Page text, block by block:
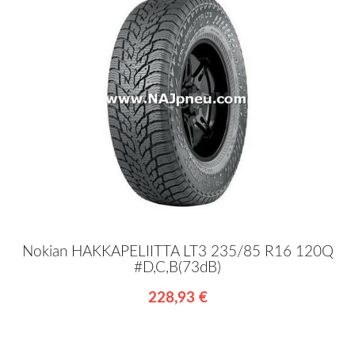
Nokian HAKKAPELIITTA LT3 235/85 R16 120Q
#D,C,B(73dB)
228,93 €